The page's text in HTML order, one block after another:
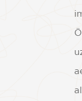
Vücut